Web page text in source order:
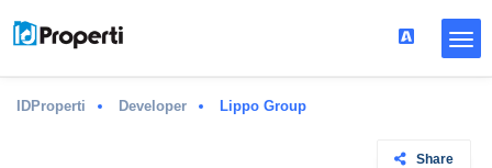
IDProperti Developer Lippo Group
Share